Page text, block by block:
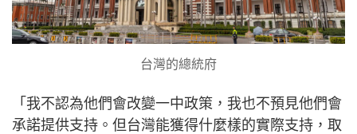
台灣的總統府
「我不認為他們會改變一中政策，我也不預見他們會
承諾提供支持。但台灣能獲得什麼樣的實際支持，取